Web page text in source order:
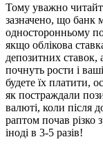
Тому уважно
зазначено, що банк
односторонньому
якщо облікова
депозитних ставок,
почнуть рости і
будете їх платити,
як постраждали
валюті, коли після
раптом почав різко
іноді в 3-5 разів!